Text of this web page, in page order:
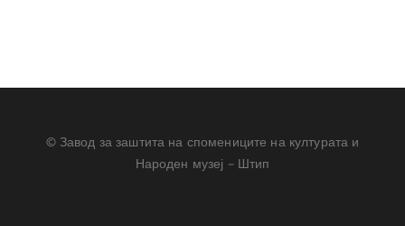
© Завод за заштита на спомениците на културата и
Народен музеј – Штип